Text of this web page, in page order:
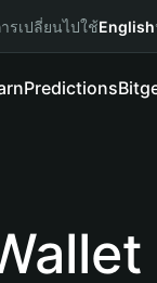
รเปลี่ยนไปใช้English
Predictions